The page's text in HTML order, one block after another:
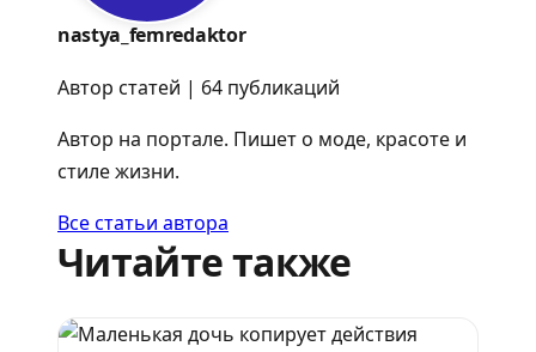
nastya_femredaktor
Автор статей | 64 публикаций
Автор на портале. Пишет о моде, красоте и
стиле жизни.
Все статьи автора
Читайте также